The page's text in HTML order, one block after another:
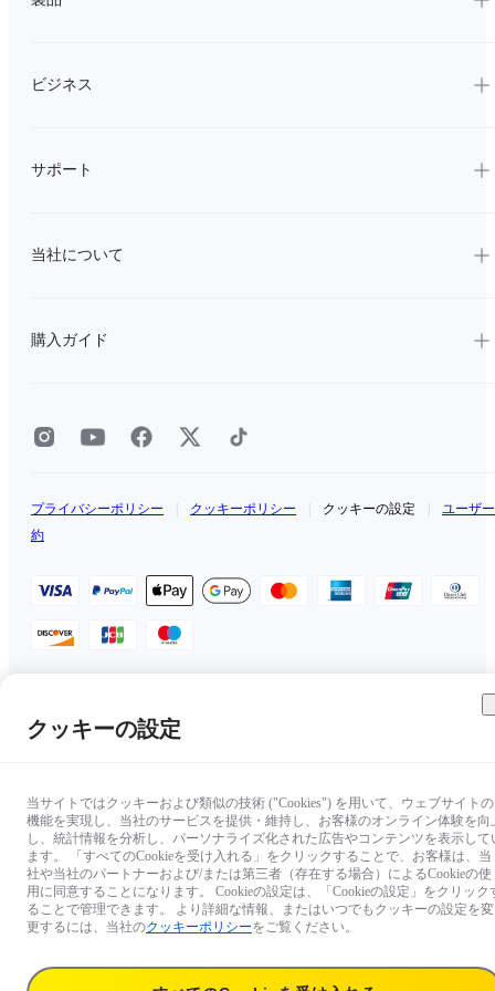
ビジネス
サポート
当社について
購入ガイド
プライバシーポリシー クッキーポリシー クッキーの設定
ユーザ
約
Copyright © 2025 Insta360 All rights reserved.
クッキーの設定
当サイトではクッキーおよび類似の技術 ("Cookies") を用いて、ウェブサイトの
機能を実現し、当社のサービスを提供・維持し、お客様のオンライン体験を向
し、統計情報を分析し、パーソナライズ化された広告やコンテンツを表示して
ます。 「すべてのCookieを受け入れる」をクリックすることで、お客様は、当
社や当社のパートナーおよび/または第三者（存在する場合）によるCookieの使
用に同意することになります。 Cookieの設定は、「Cookieの設定」をクリック
ることで管理できます。 より詳細な情報、またはいつでもクッキーの設定を変
更するには、当社のクッキーポリシーをご覧ください。